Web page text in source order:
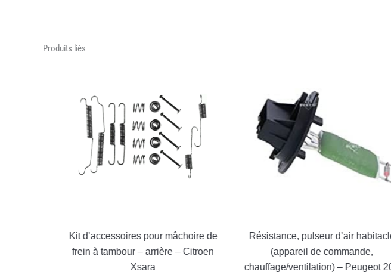
Produits liés
Kit d’accessoires pour mâchoire de
frein à tambour – arrière – Citroen
Xsara
Résistance, pulseur d’air habitacle
(appareil de commande,
chauffage/ventilation) – Peugeot 206